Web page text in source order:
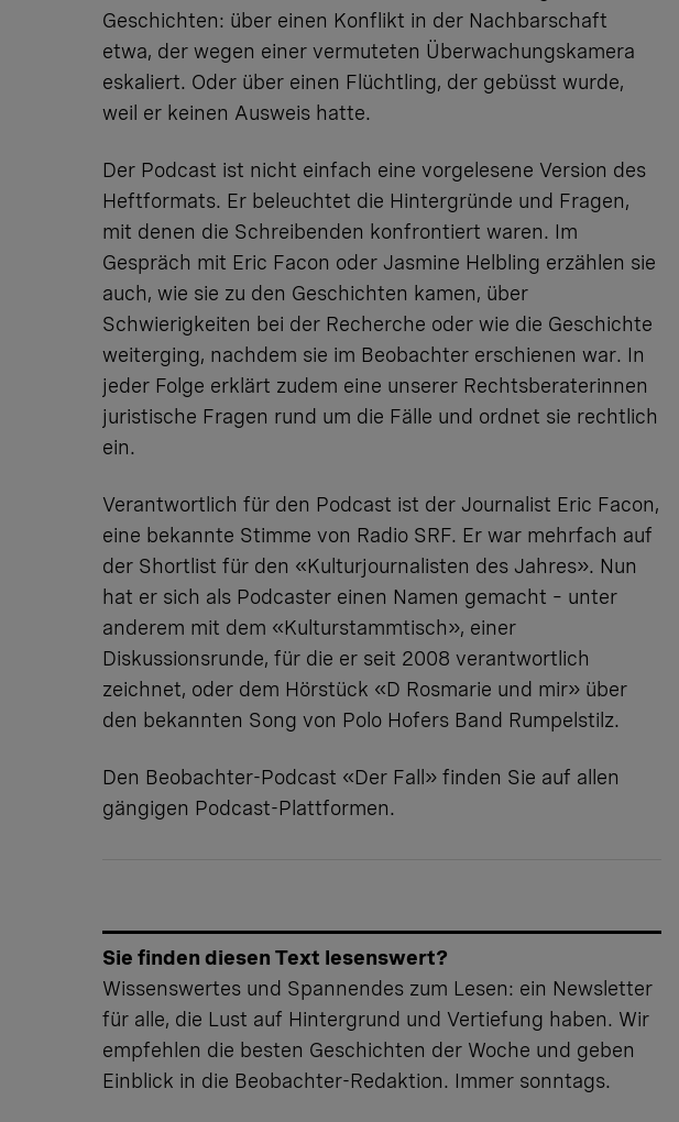
Geschichten: über einen Konflikt in der Nachbarschaft
etwa, der wegen einer vermuteten Überwachungskamera
eskaliert. Oder über einen Flüchtling, der gebüsst wurde,
weil er keinen Ausweis hatte.
Der Podcast ist nicht einfach eine vorgelesene Version des
Heftformats. Er beleuchtet die Hintergründe und Fragen,
mit denen die Schreibenden konfrontiert waren. Im
Gespräch mit Eric Facon oder Jasmine Helbling erzählen sie
auch, wie sie zu den Geschichten kamen, über
Schwierigkeiten bei der Recherche oder wie die Geschichte
weiterging, nachdem sie im Beobachter erschienen war. In
jeder Folge erklärt zudem eine unserer Rechtsberaterinnen
juristische Fragen rund um die Fälle und ordnet sie rechtlich
ein.
Verantwortlich für den Podcast ist der Journalist Eric Facon,
eine bekannte Stimme von Radio SRF. Er war mehrfach auf
der Shortlist für den «Kulturjournalisten des Jahres». Nun
hat er sich als Podcaster einen Namen gemacht – unter
anderem mit dem «Kulturstammtisch», einer
Diskussionsrunde, für die er seit 2008 verantwortlich
zeichnet, oder dem Hörstück «D Rosmarie und mir» über
den bekannten Song von Polo Hofers Band Rumpelstilz.
Den Beobachter-Podcast «Der Fall» finden Sie auf allen
gängigen Podcast-Plattformen.
Sie finden diesen Text lesenswert?
Wissenswertes und Spannendes zum Lesen: ein Newsletter
für alle, die Lust auf Hintergrund und Vertiefung haben. Wir
empfehlen die besten Geschichten der Woche und geben
Einblick in die Beobachter-Redaktion. Immer sonntags.